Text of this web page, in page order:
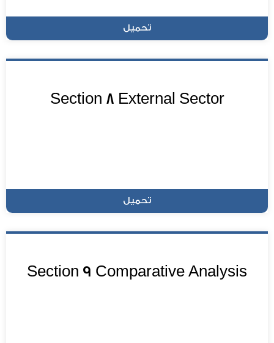
تحميل
Section 8 External Sector
تحميل
Section 9 Comparative Analysis